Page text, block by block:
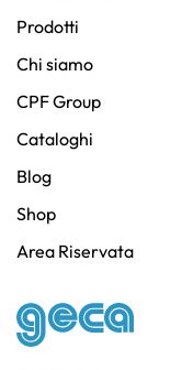
Prodotti
Chi siamo
CPF Group
Cataloghi
Blog
Shop
Area Riservata